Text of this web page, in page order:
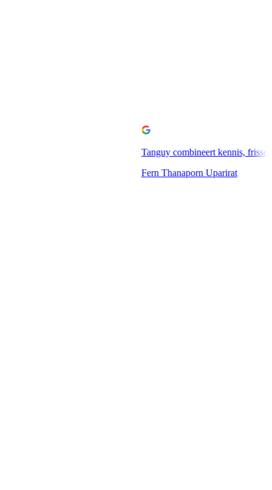
Tanguy combineert kennis, frisse ideeën en